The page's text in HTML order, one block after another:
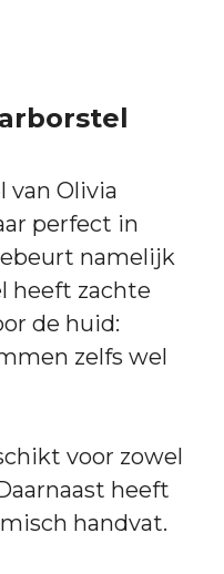
van Olivia
perfect in
namelijk
heeft zachte
de huid:
zelfs wel
voor zowel
heeft
handvat.